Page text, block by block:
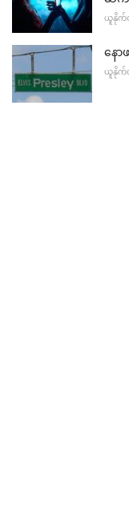
ယူနို
နော
ယူနို